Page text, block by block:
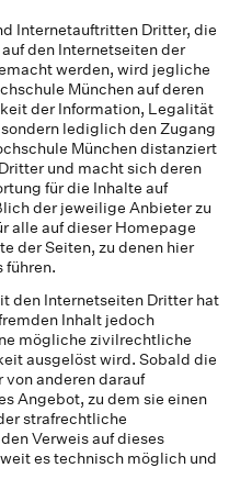
Internetauftritten Dritter, die
den Internetseiten der
werden, wird jegliche
München auf deren
der Information, Legalität
lediglich den Zugang
München distanziert
und macht sich deren
für die Inhalte auf
der jeweilige Anbieter zu
alle auf dieser Homepage
der Seiten, zu denen hier
führen.
den Internetseiten Dritter hat
Inhalt jedoch
mögliche zivilrechtliche
ausgelöst wird. Sobald die
anderen darauf
Angebot, zu dem sie einen
strafrechtliche
Verweis auf dieses
es technisch möglich und